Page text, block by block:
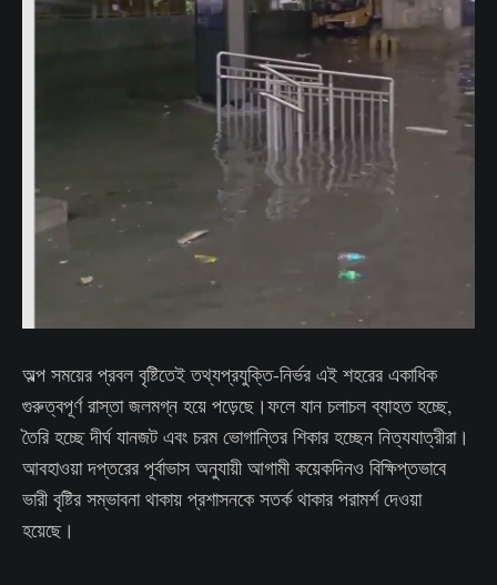
অল্প সময়ের প্রবল বৃষ্টিতেই তথ্যপ্রযুক্তি-নির্ভর এই শহরের একাধিক
গুরুত্বপূর্ণ রাস্তা জলমগ্ন হয়ে পড়েছে।ফলে যান চলাচল ব্যাহত হচ্ছে,
তৈরি হচ্ছে দীর্ঘ যানজট এবং চরম ভোগান্তির শিকার হচ্ছেন নিত্যযাত্রীরা।
আবহাওয়া দপ্তরের পূর্বাভাস অনুযায়ী আগামী কয়েকদিনও বিক্ষিপ্তভাবে
ভারী বৃষ্টির সম্ভাবনা থাকায় প্রশাসনকে সতর্ক থাকার পরামর্শ দেওয়া
হয়েছে।